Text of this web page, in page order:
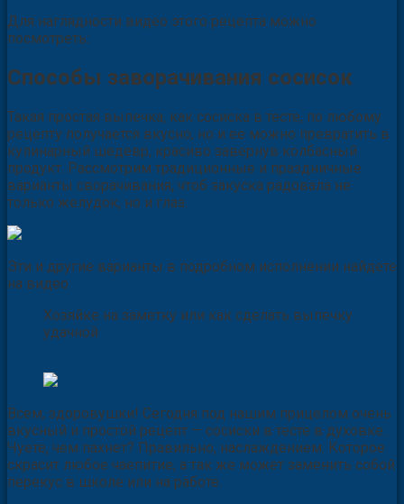
Для наглядности видео этого рецепта можно
посмотреть:
Способы заворачивания сосисок
Такая простая выпечка, как сосиска в тесте, по любому
рецепту получается вкусно, но и ее можно превратить в
кулинарный шедевр, красиво завернув колбасный
продукт. Рассмотрим традиционные и праздничные
варианты сворачивания, чтоб закуска радовала не
только желудок, но и глаз.
Эти и другие варианты в подробном исполнении найдете
на видео
Хозяйке на заметку или как сделать выпечку
удачной
Всем, здоровушки! Сегодня под нашим прицелом очень
вкусный и простой рецепт — сосиски в тесте в духовке.
Чуете, чем пахнет? Правильно, наслаждением. Которое
скрасит любое чаепитие, а так же может заменить собой
перекус в школе или на работе.